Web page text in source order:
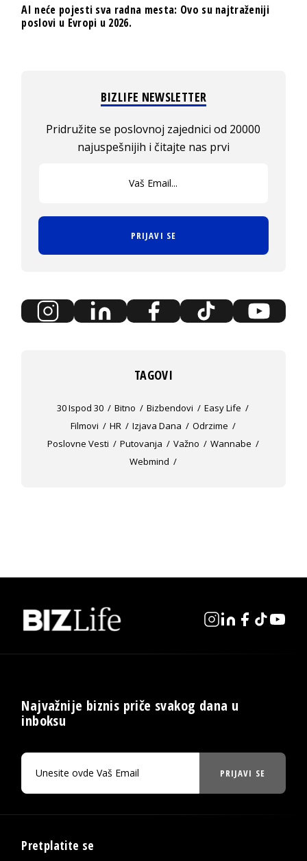
AI neće pojesti sva radna mesta: Ovo su najtraženiji
poslovi u Evropi u 2026.
BIZLIFE NEWSLETTER
Pridružite se poslovnoj zajednici od 20000
najuspešnijih i čitajte nas prvi
PRIJAVI SE
TAGOVI
30 Ispod 30 Bitno Bizbendovi
Easy Life
Filmovi
HR Izjava Dana
Odrzime
Poslovne Vesti
Putovanja Važno
Wannabe
Webmind
Najvažnije biznis priče svakog dana u
inboksu
PRIJAVI SE
Pretplatite se